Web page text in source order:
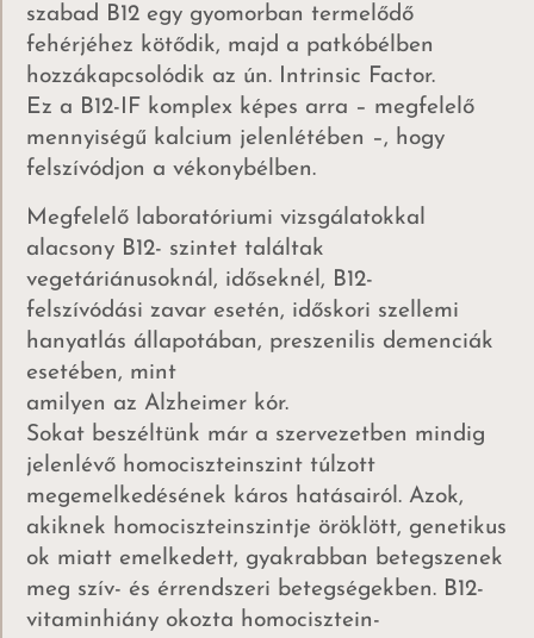
szabad B12 egy gyomorban termelődő
fehérjéhez kötődik, majd a patkóbélben
hozzákapcsolódik az ún. Intrinsic Factor.
Ez a B12-IF komplex képes arra – megfelelő
mennyiségű kalcium jelenlétében –, hogy
felszívódjon a vékonybélben.
Megfelelő laboratóriumi vizsgálatokkal
alacsony B12- szintet találtak
vegetáriánusoknál, időseknél, B12-
felszívódási zavar esetén, időskori szellemi
hanyatlás állapotában, preszenilis demenciák
esetében, mint
amilyen az Alzheimer kór.
Sokat beszéltünk már a szervezetben mindig
jelenlévő homociszteinszint túlzott
megemelkedésének káros hatásairól. Azok,
akiknek homociszteinszintje öröklött, genetikus
ok miatt emelkedett, gyakrabban betegszenek
meg szív- és érrendszeri betegségekben. B12-
vitaminhiány okozta homocisztein-